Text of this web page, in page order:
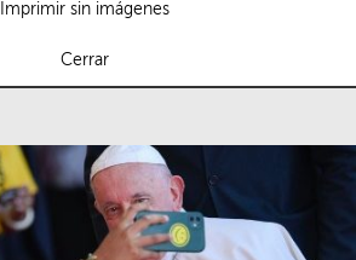
Imprimir sin imágenes
Cerrar